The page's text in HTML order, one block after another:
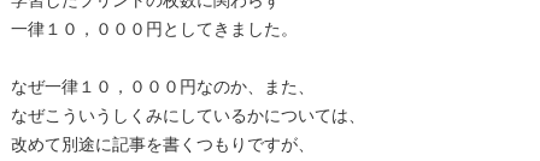
一律１０，０００円としてきました。
なぜ一律１０，０００円なのか、また、
なぜこういうしくみにしているかについては、
改めて別途に記事を書くつもりですが、